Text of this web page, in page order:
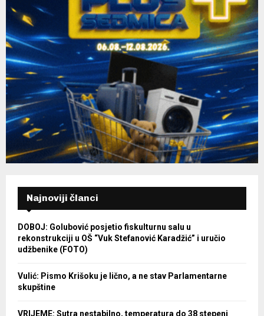
Najnoviji članci
DOBOJ: Golubović posjetio fiskulturnu salu u
rekonstrukciji u OŠ “Vuk Stefanović Karadžić” i uručio
udžbenike (FOTO)
Vulić: Pismo Krišoku je lično, a ne stav Parlamentarne
skupštine
VRIJEME: Sutra nestabilno, temperatura do 38 stepeni